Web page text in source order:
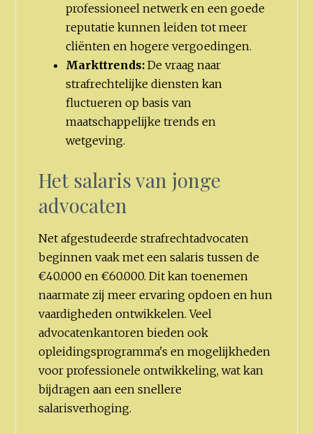
professioneel netwerk en een goede
reputatie kunnen leiden tot meer
cliënten en hogere vergoedingen.
Markttrends:De vraag naar
strafrechtelijke diensten kan
fluctueren op basis van
maatschappelijke trends en
wetgeving.
Het salaris van jonge
advocaten
Net afgestudeerde strafrechtadvocaten
beginnen vaak met een salaris tussen de
€40.000 en €60.000. Dit kan toenemen
naarmate zij meer ervaring opdoen en hun
vaardigheden ontwikkelen. Veel
advocatenkantoren bieden ook
opleidingsprogramma's en mogelijkheden
voor professionele ontwikkeling, wat kan
bijdragen aan een snellere
salarisverhoging.